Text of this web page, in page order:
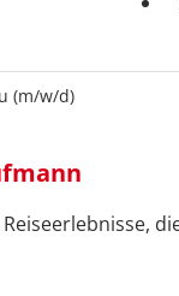
(m/w/d)